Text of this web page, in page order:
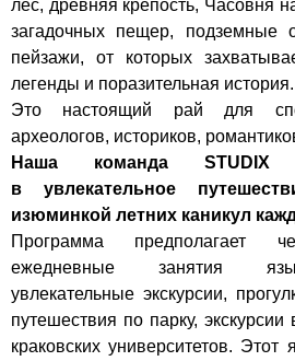
лес, древняя крепость, Часовня
загадочных пещер, подземные
пейзажи, от которых
легенды и поразительная
Это настоящий рай для
археологов, историков,
Наша команда STUDIX
в увлекательное
изюминкой летних каникул
Программа предполагает
ежедневные занятия
увлекательные экскурсии,
путешествия по парку, экскурсии
краковских университетов. Этот